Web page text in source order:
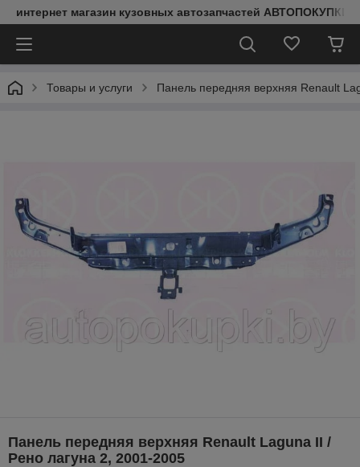
интернет магазин кузовных автозапчастей АВТОПОКУПКИ
Товары и услуги Панель передняя верхняя Renault
Панель передняя верхняя Renault Laguna II /
Рено лагуна 2, 2001-2005